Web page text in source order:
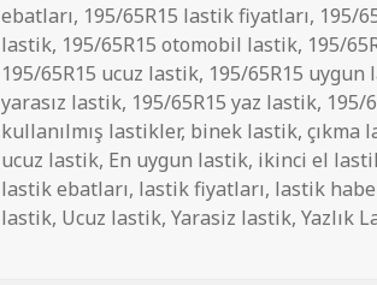
ebatları, 195/65R15 lastik fiyatları, 195/
lastik, 195/65R15 otomobil lastik, 195/
195/65R15 ucuz lastik, 195/65R15 uygun
yarasız lastik, 195/65R15 yaz lastik, 195/
kullanılmış lastikler, binek lastik,çıkma
ucuz lastik, En uygun lastik, ikinci el
lastik ebatları, lastik fiyatları, lastik
lastik, Ucuz lastik,Yarasiz lastik,Yazlık